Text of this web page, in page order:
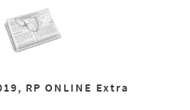
RP ONLINE Extra